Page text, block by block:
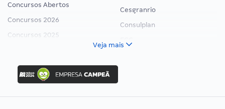
Concursos Abertos
Concursos 2026
Concursos 2025
Concurso Nacional Unificado
Concurso Ibama
Concurso MPU
Editais publicados
Cesgranrio
Consulplan
Veja mais